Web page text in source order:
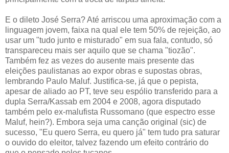
E o dileto José Serra? Até arriscou uma aproximação com a
linguagem jovem, faixa na qual ele tem 50% de rejeição, ao
usar um "tudo junto e misturado" em sua fala, contudo, só
transpareceu mais ser aquilo que se chama "tiozão".
Também fez as vezes do ausente mais presente das
eleições paulistanas ao expor obras e supostas obras,
lembrando Paulo Maluf. Justifica-se, já que o pepista,
apesar de aliado ao PT, teve seu espólio transferido para a
dupla Serra/Kassab em 2004 e 2008, agora disputado
também pelo ex-malufista Russomano (que espectro esse
Maluf, hein?). Embora seja uma canção original (sic) de
sucesso, "Eu quero Serra, eu quero já" tem tudo pra saturar
o ouvido do eleitor, talvez fazendo um efeito contrário do